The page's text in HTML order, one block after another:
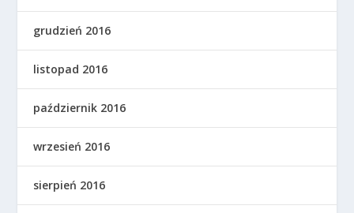
grudzień 2016
listopad 2016
październik 2016
wrzesień 2016
sierpień 2016